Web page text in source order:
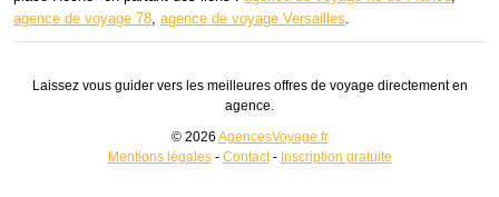
agence de voyage 78, agence de voyage Versailles.
Laissez vous guider vers les meilleures offres de voyage directement en
agence.
© 2026 AgencesVoyage.fr
Mentions légales- Contact- Inscription gratuite